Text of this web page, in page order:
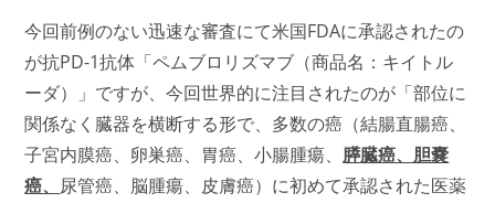
今回前例のない迅速な審査にて米国FDAに承認されたの
が抗PD-1抗体「ペムブロリズマブ（商品名：キイトル
ーダ）」ですが、今回世界的に注目されたのが「部位に
関係なく臓器を横断する形で、多数の癌（結腸直腸癌、
子宮内膜癌、卵巣癌、胃癌、小腸腫瘍、 膵臓癌、胆嚢
癌、 尿管癌、脳腫瘍、皮膚癌）に初めて承認された医薬